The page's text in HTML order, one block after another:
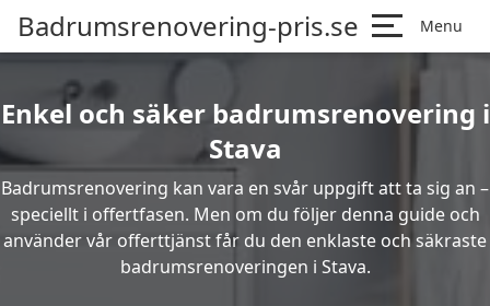
Badrumsrenovering-pris.se Menu
Enkel och säker badrumsrenovering i
Stava
Badrumsrenovering kan vara en svår uppgift att ta sig an –
speciellt i offertfasen. Men om du följer denna guide och
använder vår offerttjänst får du den enklaste och säkraste
badrumsrenoveringen i Stava.